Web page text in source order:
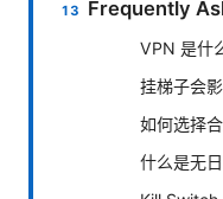
Frequently
VPN 是什
挂梯子会
如何选择
什么是无日